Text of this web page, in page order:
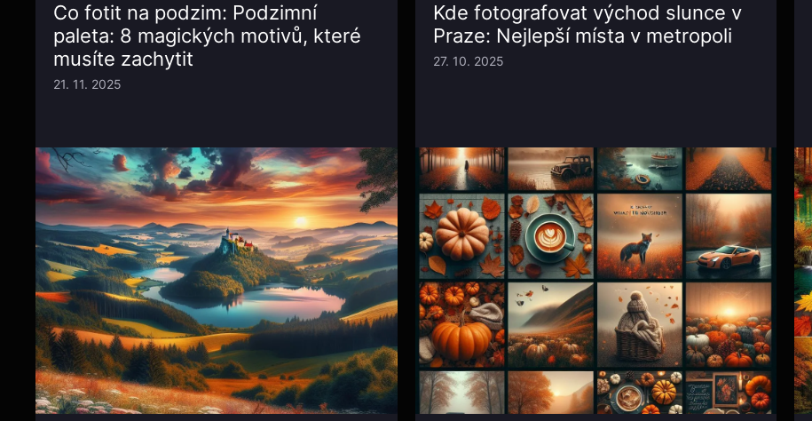
Co fotit na podzim: Podzimní
paleta: 8 magických motivů, které
musíte zachytit
21. 11. 2025
Kde fotografovat východ slunce v
Praze: Nejlepší místa v metropoli
27. 10. 2025